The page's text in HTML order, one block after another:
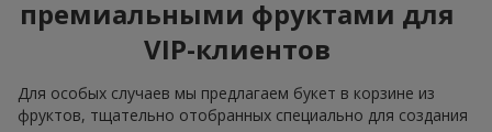
премиальными фруктами для
VIP-клиентов
Для особых случаев мы предлагаем букет в корзине из
фруктов, тщательно отобранных специально для создания